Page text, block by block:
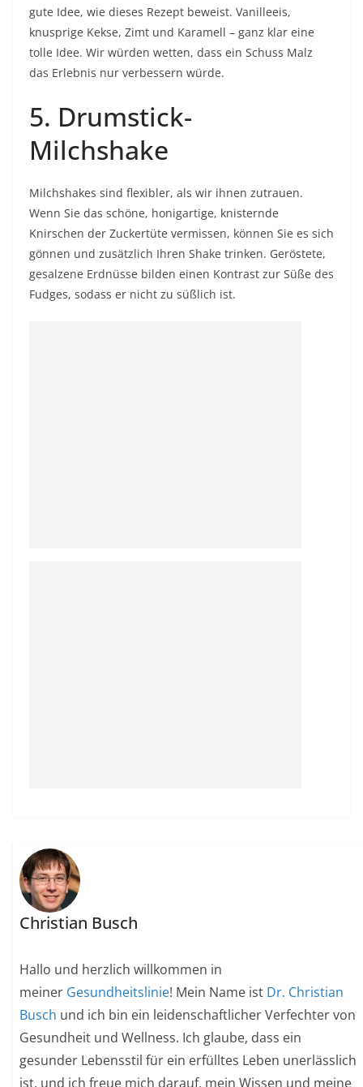
gute Idee, wie dieses Rezept beweist. Vanilleeis,
knusprige Kekse, Zimt und Karamell – ganz klar eine
tolle Idee. Wir würden wetten, dass ein Schuss Malz
das Erlebnis nur verbessern würde.
5. Drumstick-
Milchshake
Milchshakes sind flexibler, als wir ihnen zutrauen.
Wenn Sie das schöne, honigartige, knisternde
Knirschen der Zuckertüte vermissen, können Sie es sich
gönnen und zusätzlich Ihren Shake trinken. Geröstete,
gesalzene Erdnüsse bilden einen Kontrast zur Süße des
Fudges, sodass er nicht zu süßlich ist.
Christian Busch
Hallo und herzlich willkommen in
meiner Gesundheitslinie! Mein Name ist Dr. Christian
Busch und ich bin ein leidenschaftlicher Verfechter von
Gesundheit und Wellness. Ich glaube, dass ein
gesunder Lebensstil für ein erfülltes Leben unerlässlich
ist, und ich freue mich darauf, mein Wissen und meine